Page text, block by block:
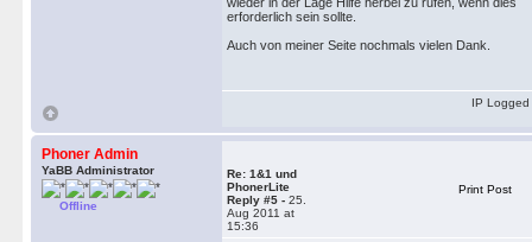
erforderlich sein sollte.
Auch von meiner Seite nochmals vielen Dank.
IP Logged
Phoner Admin
YaBB Administrator
Offline
Re: 1&1 und
PhonerLite
Reply #5 - 25.
Aug 2011 at
15:36
Print Post